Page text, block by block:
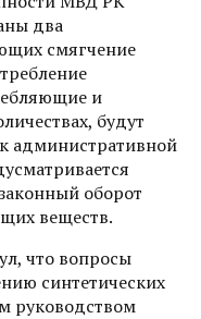
два
смягчение
и
будут
административной
оборот
веществ.
что вопросы
синтетических
руководством